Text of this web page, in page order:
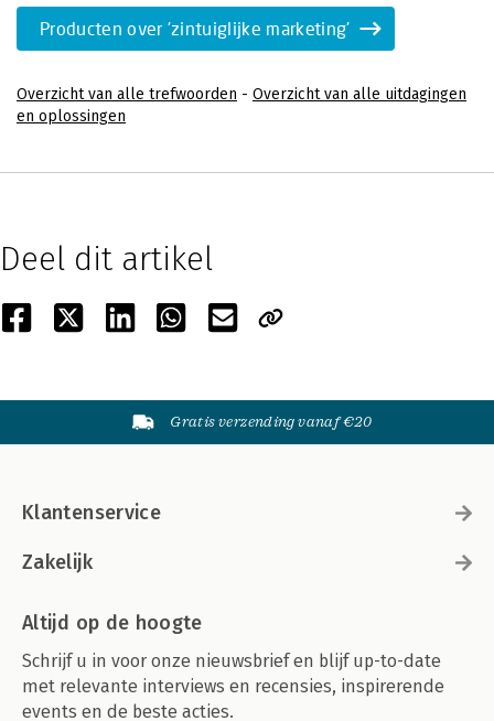
Producten over 'zintuiglijke marketing'
Overzicht van alle trefwoorden - Overzicht van alle uitdagingen
en oplossingen
Deel dit artikel
Gratis verzending vanaf €20
Klantenservice
Zakelijk
Altijd op de hoogte
Schrijf u in voor onze nieuwsbrief en blijf up-to-date
met relevante interviews en recensies, inspirerende
events en de beste acties.